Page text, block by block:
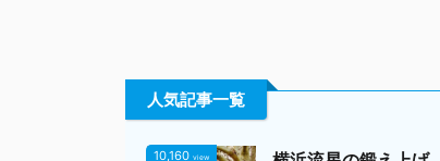
人気記事一覧
10,160 view